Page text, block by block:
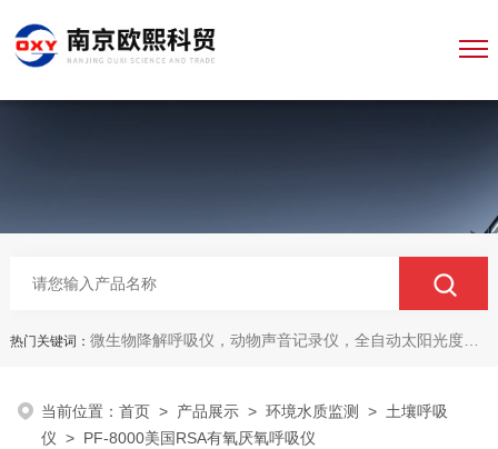
热门关键词： 微生物降解呼吸仪，动物声音记录仪，全自动太阳光度计，牛奶分析仪，牛奶体细胞测定仪，质构仪，高胶强度测定仪
当前位置：首页 > 产品展示 >环境水质监测 > 土壤呼吸
仪 > PF-8000美国RSA有氧厌氧呼吸仪